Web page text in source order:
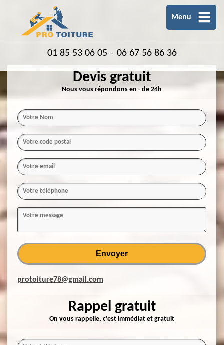
Menu
01 85 53 06 05 - 06 67 56 86 36
Devis gratuit
Nous vous répondons en - de 24h
protoiture78@gmail.com
Rappel gratuit
On vous rappelle, c'est immédiat et gratuit